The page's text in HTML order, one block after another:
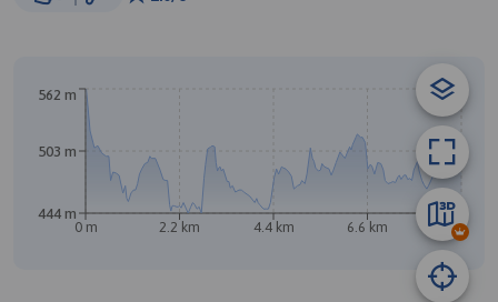
0 m 2.2 km 4.4 km 6.6 km 8.8 km
444 m
503 m
562 m